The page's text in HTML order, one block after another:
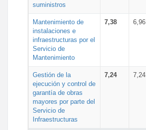
suministros
Mantenimiento de
instalaciones e
infraestructuras por el
Servicio de
Mantenimiento
7,38 6,96
Gestión de la
ejecución y control de
garantía de obras
mayores por parte del
Servicio de
Infraestructuras
7,24 7,24